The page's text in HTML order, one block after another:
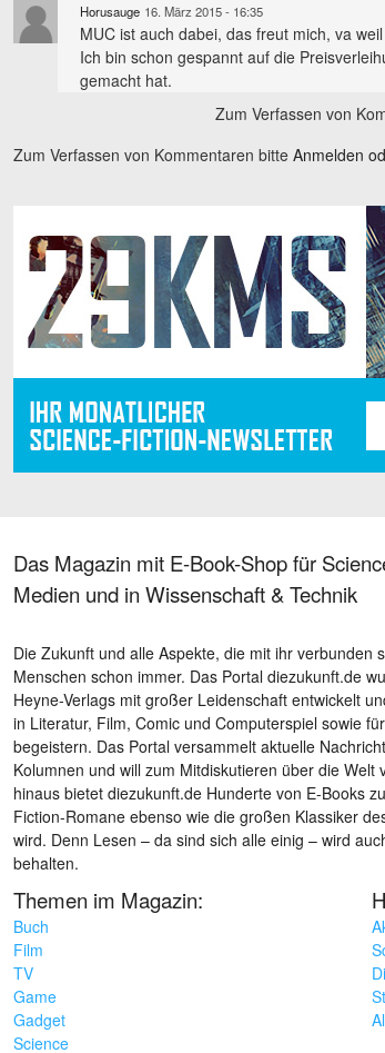
Horusauge 16. März 2015 - 16:35
MUC ist auch dabei, das freut mich, va
Ich bin schon gespannt auf die
gemacht hat.
Zum Verfassen von
Zum Verfassen von Kommentaren bitte Anmelden
Das Magazin mit E-Book-Shop für
Medien und in Wissenschaft & Technik
Die Zukunft und alle Aspekte, die mit ihr verbunden
Menschen schon immer. Das Portal diezukunft.de
Heyne-Verlags mit großer Leidenschaft entwickelt
in Literatur, Film, Comic und Computerspiel sowie
begeistern. Das Portal versammelt aktuelle
Kolumnen und will zum Mitdiskutieren über die
hinaus bietet diezukunft.de Hunderte von E-Books
Fiction-Romane ebenso wie die großen Klassiker
wird. Denn Lesen – da sind sich alle einig – wird
behalten.
Themen im Magazin:
Buch
Film
TV
Game
Gadget
Science